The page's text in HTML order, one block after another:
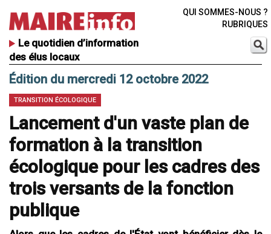
Le quotidien d’information
des élus locaux
QUI SOMMES-NOUS ?
RUBRIQUES
Édition du mercredi 12 octobre 2022
TRANSITION ÉCOLOGIQUE
Lancement d'un vaste plan de
formation à la transition
écologique pour les cadres des
trois versants de la fonction
publique